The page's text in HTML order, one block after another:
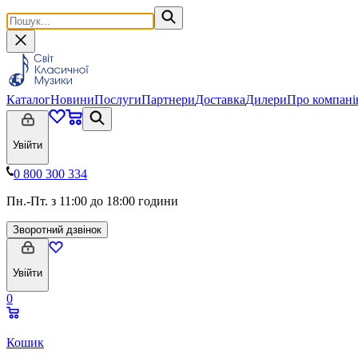
КаталогНовиниПослугиПартнериДоставкаДилериПро
Увійти
0 800 300 334
Пн.-Пт. з 11:00 до 18:00 години
Зворотний дзвінок
Увійти
0
Кошик